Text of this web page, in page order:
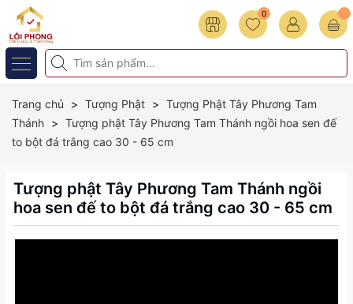
0
Trang chủ Tượng Phật
Tượng Phật Tây Phương Tam
Thánh
Tượng phật Tây Phương Tam Thánh ngồi hoa sen đế
to bột đá trắng cao 30 - 65 cm
Tượng phật Tây Phương Tam Thánh ngồi
hoa sen đế to bột đá trắng cao 30 - 65 cm